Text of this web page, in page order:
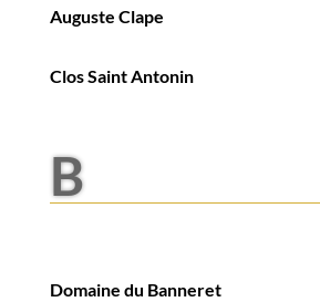
Auguste Clape
Clos Saint Antonin
B
Domaine du Banneret